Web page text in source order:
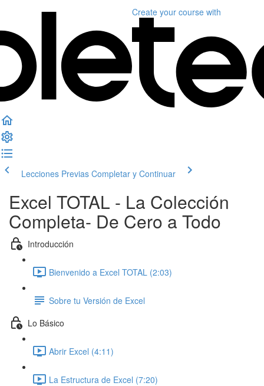
Create your course with
Lecciones Previas Completar y Continuar
Excel TOTAL - La Colección
Completa- De Cero a Todo
Introducción
Bienvenido a Excel TOTAL (2:03)
Sobre tu Versión de Excel
Lo Básico
Abrir Excel (4:11)
La Estructura de Excel (7:20)